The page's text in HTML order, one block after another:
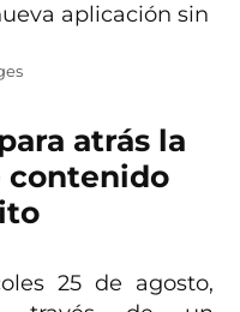
atrás la
contenido
25 de agosto,